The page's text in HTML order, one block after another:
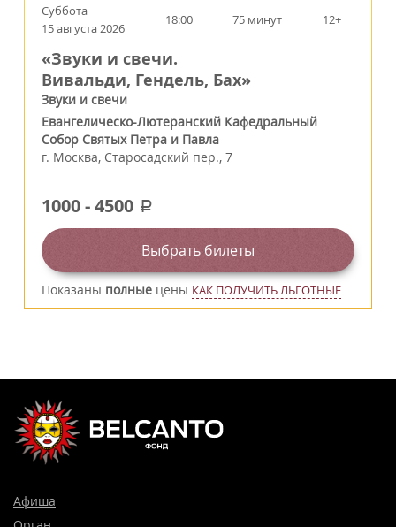
Суббота
15 августа 2026
18:00 75 минут 12+
«Звуки и свечи.
Вивальди, Гендель, Бах»
Звуки и свечи
Евангелическо-Лютеранский Кафедральный
Собор Святых Петра и Павла
г. Москва, Старосадский пер., 7
1000-4500 a
Выбрать билеты
Показаны полные цены КАК ПОЛУЧИТЬ ЛЬГОТНЫЕ
Афиша